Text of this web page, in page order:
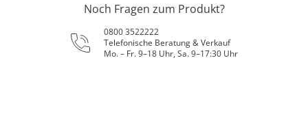
Noch Fragen zum Produkt?
0800 3522222
Telefonische Beratung & Verkauf
Mo. – Fr. 9–18 Uhr, Sa. 9–17:30 Uhr